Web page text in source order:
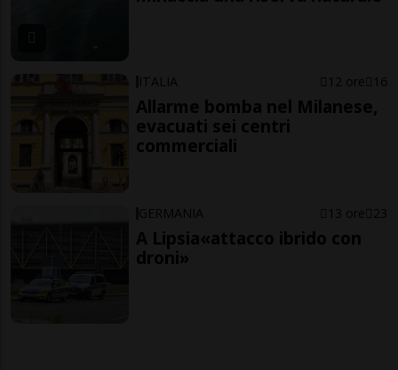
ITALIA 12 ore 16
Allarme bomba nel Milanese,
evacuati sei centri
commerciali
GERMANIA 13 ore 23
A Lipsia«attacco ibrido con
droni»